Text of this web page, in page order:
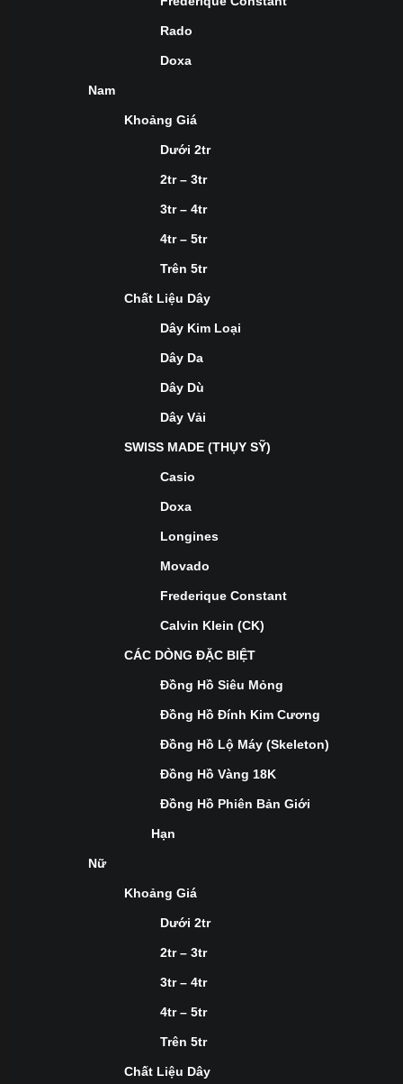
Rado
Doxa
Nam
Khoảng Giá
Dưới 2tr
2tr – 3tr
3tr – 4tr
4tr – 5tr
Trên 5tr
Chất Liệu Dây
Dây Kim Loại
Dây Da
Dây Dù
Dây Vải
SWISS MADE (THỤY SỸ)
Casio
Doxa
Longines
Movado
Frederique Constant
Calvin Klein (CK)
CÁC DÒNG ĐẶC BIỆT
Đồng Hồ Siêu Mỏng
Đồng Hồ Đính Kim Cương
Đồng Hồ Lộ Máy (Skeleton)
Đồng Hồ Vàng 18K
Đồng Hồ Phiên Bản Giới
Hạn
Nữ
Khoảng Giá
Dưới 2tr
2tr – 3tr
3tr – 4tr
4tr – 5tr
Trên 5tr
Chất Liệu Dây